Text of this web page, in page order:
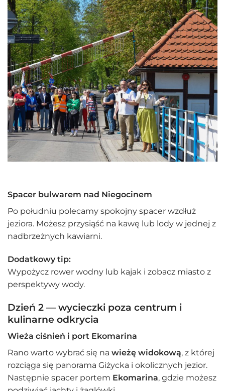
Spacer bulwarem nad Niegocinem
Po południu polecamy spokojny spacer wzdłuż
jeziora. Możesz przysiąść na kawę lub lody w jednej z
nadbrzeżnych kawiarni.
Dodatkowy tip:
Wypożycz rower wodny lub kajak i zobacz miasto z
perspektywy wody.
Dzień 2 — wycieczki poza centrum i
kulinarne odkrycia
Wieża ciśnień i port Ekomarina
Rano warto wybrać się na wieżę widokową, z której
rozciąga się panorama Giżycka i okolicznych jezior.
Następnie spacer portem Ekomarina, gdzie możesz